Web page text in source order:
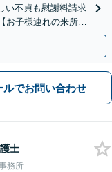
い不貞も慰謝料請求
お子様連れの来所O
ルでお問い合わせ
士
務所